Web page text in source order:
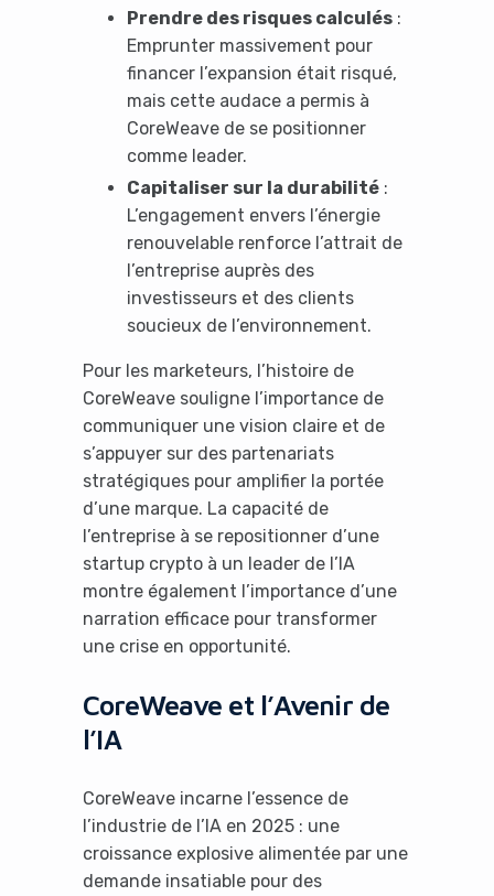
Prendre des risques calculés:
Emprunter massivement pour
financer l’expansion était risqué,
mais cette audace a permis à
CoreWeave de se positionner
comme leader.
Capitaliser sur la durabilité:
L’engagement envers l’énergie
renouvelable renforce l’attrait de
l’entreprise auprès des
investisseurs et des clients
soucieux de l’environnement.
Pour les marketeurs, l’histoire de
CoreWeave souligne l’importance de
communiquer une vision claire et de
s’appuyer sur des partenariats
stratégiques pour amplifier la portée
d’une marque. La capacité de
l’entreprise à se repositionner d’une
startup crypto à un leader de l’IA
montre également l’importance d’une
narration efficace pour transformer
une crise en opportunité.
CoreWeave et l’Avenir de
l’IA
CoreWeave incarne l’essence de
l’industrie de l’IA en 2025 : une
croissance explosive alimentée par une
demande insatiable pour des